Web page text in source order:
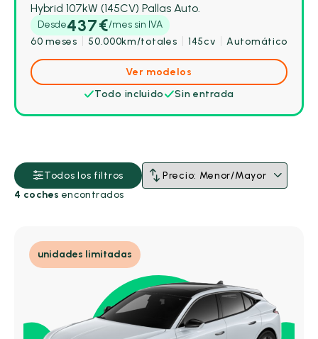
Combustible
Hybrid 107kW (145CV) Pallas Auto.
Desde437€/mes sin IVA
60 meses
50.000km/totales 145cv Automático
Ver modelos
Todo incluido
Sin entrada
Todos los filtros
4 coches encontrados
unidades limitadas